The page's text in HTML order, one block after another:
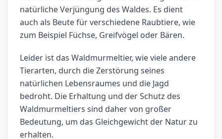
natürliche Verjüngung des Waldes. Es dient
auch als Beute für verschiedene Raubtiere, wie
zum Beispiel Füchse, Greifvögel oder Bären.
Leider ist das Waldmurmeltier, wie viele andere
Tierarten, durch die Zerstörung seines
natürlichen Lebensraumes und die Jagd
bedroht. Die Erhaltung und der Schutz des
Waldmurmeltiers sind daher von großer
Bedeutung, um das Gleichgewicht der Natur zu
erhalten.